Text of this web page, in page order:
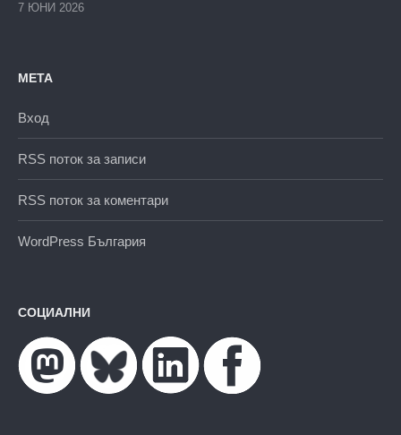
7 ЮНИ 2026
МЕТА
Вход
RSS поток за записи
RSS поток за коментари
WordPress България
СОЦИАЛНИ